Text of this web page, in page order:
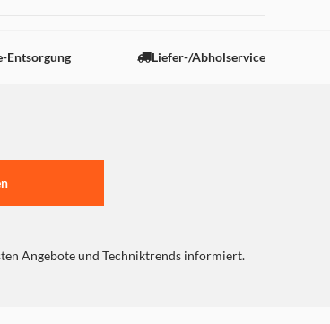
Entsorgung Liefer-/Abholservice
Angebote und Techniktrends informiert.